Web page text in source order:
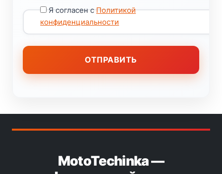
Я согласен сПолитикой
конфиденциальности
MotoTechinka —